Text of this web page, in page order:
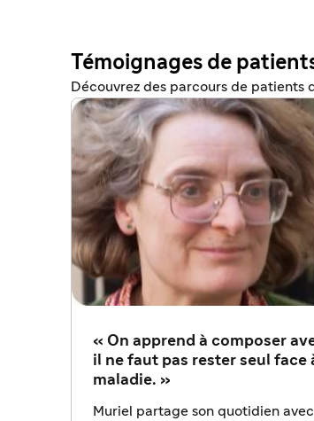
Témoignages de
Découvrez des parcours de patients
« On apprend à composer
il ne faut pas rester seul face
maladie. »
Muriel partage son quotidien avec